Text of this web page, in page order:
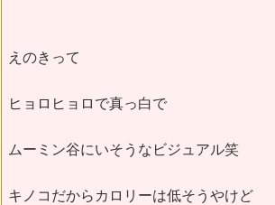
えのきって
ヒョロヒョロで真っ白で
ムーミン谷にいそうなビジュアル笑
キノコだからカロリーは低そうやけど